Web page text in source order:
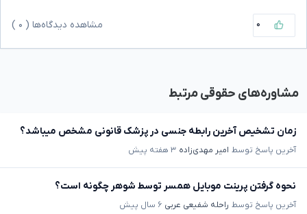
۰ مشاهده دیدگاه‌ها ( ۰
مشاوره‌های حقوقی مرتبط
زمان تشخیص آخرین رابطه جنسی در پزشک قانونی مشخص میباشد؟
آخرین پاسخ توسط امیر مهدی‌زاده ۳ هفته پیش
نحوه گرفتن پرینت موبایل همسر توسط شوهر چگونه است؟
آخرین پاسخ توسط راحله شفیعی عربی ۶ سال پیش